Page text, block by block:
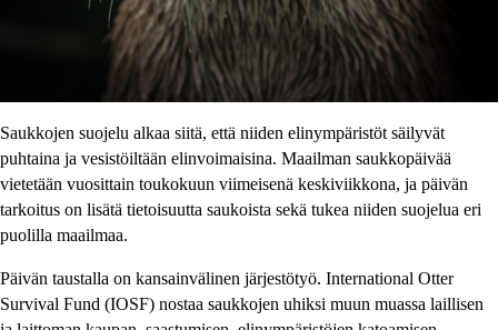
Saukkojen suojelu alkaa siitä, että niiden elinympäristöt säilyvät
puhtaina ja vesistöiltään elinvoimaisina. Maailman saukkopäivää
vietetään vuosittain toukokuun viimeisenä keskiviikkona, ja päivän
tarkoitus on lisätä tietoisuutta saukoista sekä tukea niiden suojelua eri
puolilla maailmaa.
Päivän taustalla on kansainvälinen järjestötyö. International Otter
Survival Fund (IOSF) nostaa saukkojen uhiksi muun muassa laillisen